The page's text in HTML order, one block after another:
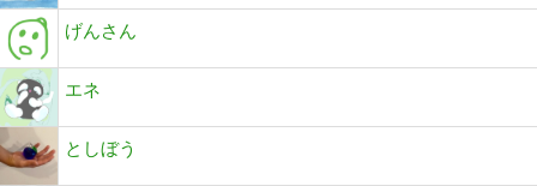
げんさん
エネ
としぼう